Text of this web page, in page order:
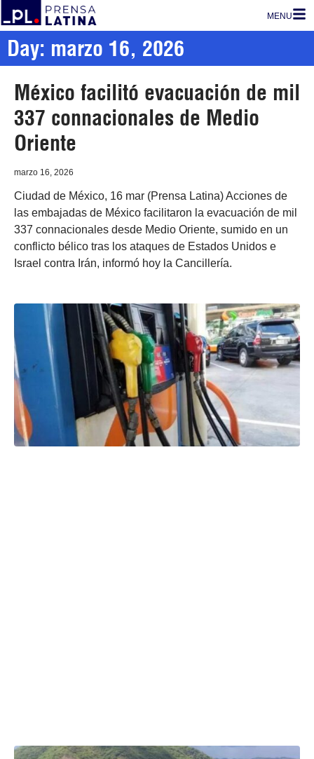
MENU
Day: marzo 16, 2026
México facilitó evacuación de mil
337 connacionales de Medio
Oriente
marzo 16, 2026
Ciudad de México, 16 mar (Prensa Latina) Acciones de
las embajadas de México facilitaron la evacuación de mil
337 connacionales desde Medio Oriente, sumido en un
conflicto bélico tras los ataques de Estados Unidos e
Israel contra Irán, informó hoy la Cancillería.